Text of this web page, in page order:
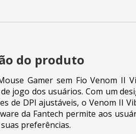
do produto
Gamer sem Fio Venom II
jogo dos usuários. Com um
de DPI ajustáveis, o Venom II
da Fantech permite aos
preferências.